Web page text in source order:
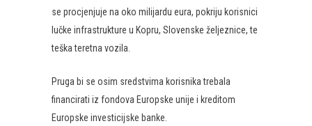
se procjenjuje na oko milijardu eura, pokriju korisnici
lučke infrastrukture u Kopru, Slovenske željeznice, te
teška teretna vozila.
Pruga bi se osim sredstvima korisnika trebala
financirati iz fondova Europske unije i kreditom
Europske investicijske banke.